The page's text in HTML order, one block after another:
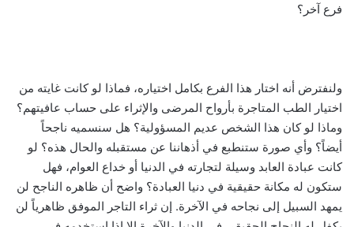
فرع آخر؟
ولنفترض أنه اختار هذا الفرع بكامل اختياره، فماذا لو كانت غايته من
اختيار الطب المتاجرة بأرواح المرضى والإثراء على حساب عافيتهم؟
وماذا لو كان هذا الشخص عديم المسؤولية؟ هل سنسميه ناجحاً
أيضاً؟ وأي صورة ستنطبع في أذهاننا عن مستقبله والحال هذه؟ لو
كانت عبادة العابد وسيلة لتجارته في الدنيا أو خداع العوام، فهل
ستكون له مكانة حقيقية في دنيا العبادة؟ واضح أن ظاهره الناجح لن
يمهد السبيل إلى نجاحه في الآخرة. إن ثراء التاجر الموفق ظاهرياً لن